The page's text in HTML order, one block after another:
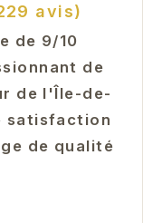
avis)
de 9/10
de
de l'Île-de-
satisfaction
de qualité